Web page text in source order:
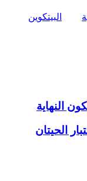
البيتكوين
مع اختبار الحيتان